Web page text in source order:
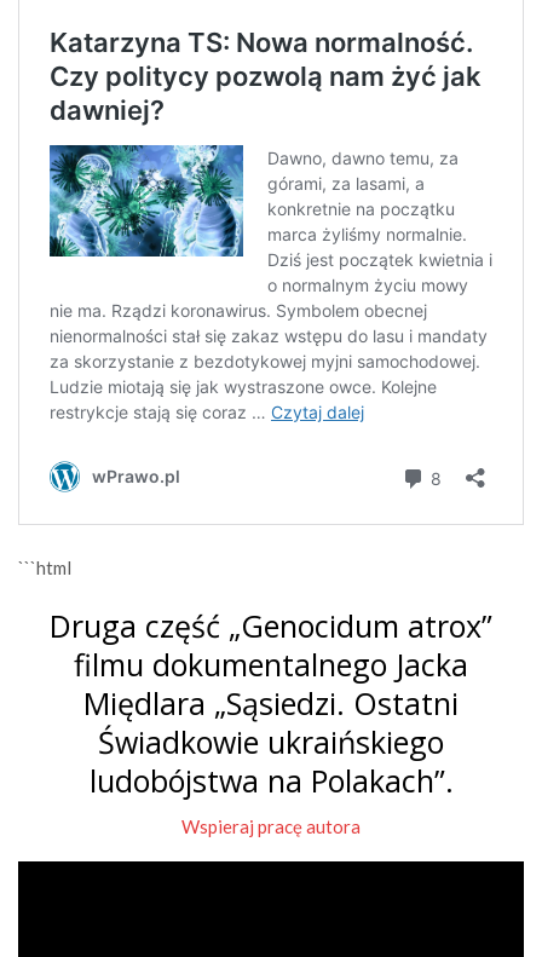
```html
Druga część „Genocidum atrox”
filmu dokumentalnego Jacka
Międlara „Sąsiedzi. Ostatni
Świadkowie ukraińskiego
ludobójstwa na Polakach”.
Wspieraj pracę autora